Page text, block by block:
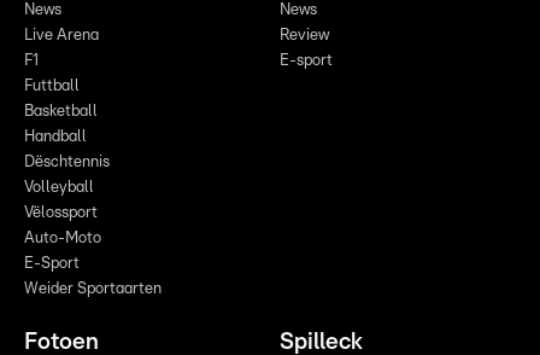
News
Live Arena
F1
Futtball
Basketball
Handball
Dëschtennis
Volleyball
Vëlossport
Auto-Moto
E-Sport
Weider Sportaarten
News
Review
E-sport
Fotoen Spilleck